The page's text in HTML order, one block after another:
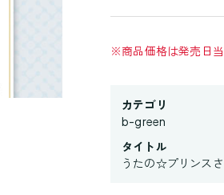
※商品価格は発売日
カテゴリ
b-green
タイトル
うたの☆プリンス